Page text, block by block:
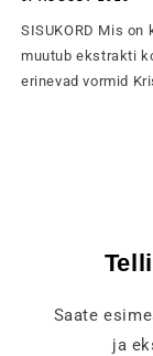
SISUKORD Mis
muutub ekstrakti
erinevad vormid
Saate
ja